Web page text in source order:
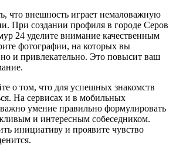
что внешность играет немаловажную
При создании профиля в городе Серов
24 уделите внимание качественным
фотографии, на которых вы
и привлекательно. Это повысит ваш
о том, что для успешных знакомств
На сервисах и в мобильных
умение правильно формулировать
и интересным собеседником.
инициативу и проявите чувство